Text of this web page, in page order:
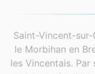
Saint-Vincent-
le Morbihan en
les Vincentais. Par